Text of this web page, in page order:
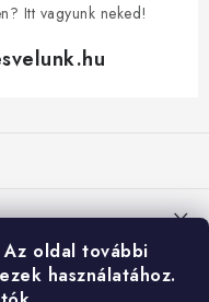
Az oldal további
használatához.
Itt vagyunk neked!